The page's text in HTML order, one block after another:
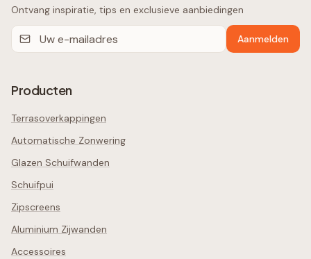
Ontvang inspiratie, tips en exclusieve aanbiedingen
Aanmelden
Producten
Terrasoverkappingen
Automatische Zonwering
Glazen Schuifwanden
Schuifpui
Zipscreens
Aluminium Zijwanden
Accessoires